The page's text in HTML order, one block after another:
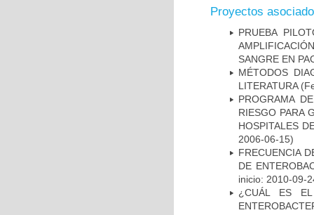
Proyectos
PRUEBA
SANGRE EN
MÉTODOS
LITERATURA
PROGRAMA
RIESGO PARA
HOSPITALES
2006-06-15)
FRECUENCIA
DE
inicio: 2010-09-
¿CUÁL ES EL